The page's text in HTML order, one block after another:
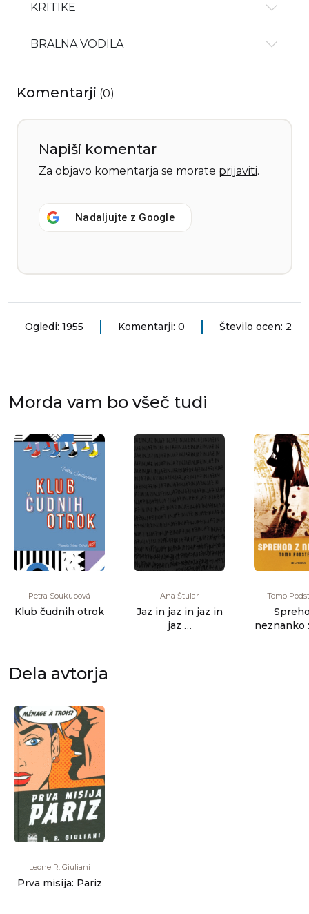
KRITIKE
BRALNA VODILA
Komentarji (0)
Napiši komentar
Za objavo komentarja se morate prijaviti.
Nadaljujte z Google
Ogledi: 1955 Komentarji: 0 Število ocen: 2
Morda vam bo všeč tudi
Petra Soukupová
Klub čudnih otrok
Ana Štular
Jaz in jaz in jaz in
jaz …
Tomo
neznanko
Dela avtorja
Leone R. Giuliani
Prva misija: Pariz